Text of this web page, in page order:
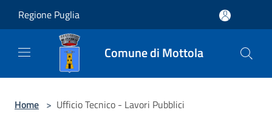
Regione Puglia
Comune di Mottola
Home > Ufficio Tecnico - Lavori Pubblici